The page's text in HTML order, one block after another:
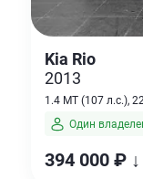
Kia Rio
2013
1.4 MT (107 л.с.),
Один
394 000 ₽ ↓